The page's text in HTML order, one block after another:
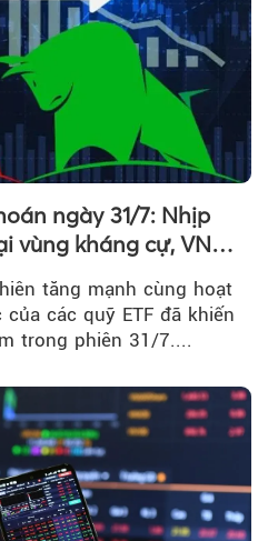
ngày 31/7: Nhịp
vùng kháng cự, VN
trong phiên cuối...
tăng mạnh cùng hoạt
các quỹ ETF đã khiến
trong phiên 31/7....